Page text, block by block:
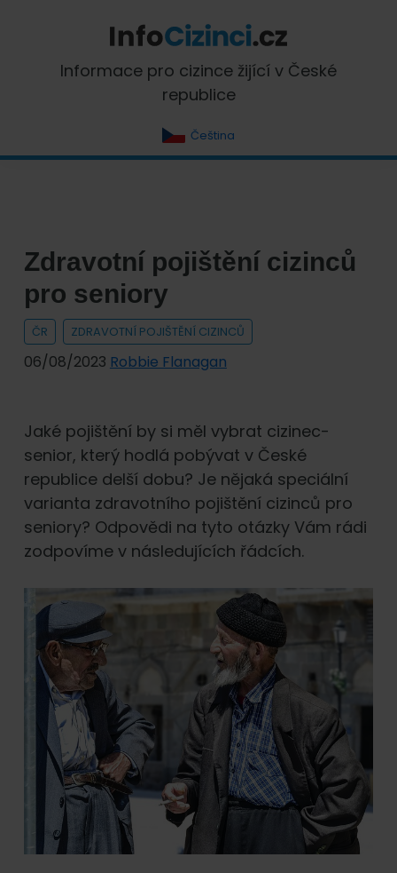
primary
navigation
content
primaryInfoCizinci.cz
Informace pro cizince žijící v České
republice
Čeština
Zdravotní pojištění cizinců
pro seniory
ČR ZDRAVOTNÍ POJIŠTĚNÍ CIZINCŮ
06/08/2023 Robbie Flanagan
Jaké pojištění by si měl vybrat cizinec-
senior, který hodlá pobývat v České
republice delší dobu? Je nějaká speciální
varianta zdravotního pojištění cizinců pro
seniory? Odpovědi na tyto otázky Vám rádi
zodpovíme v následujících řádcích.